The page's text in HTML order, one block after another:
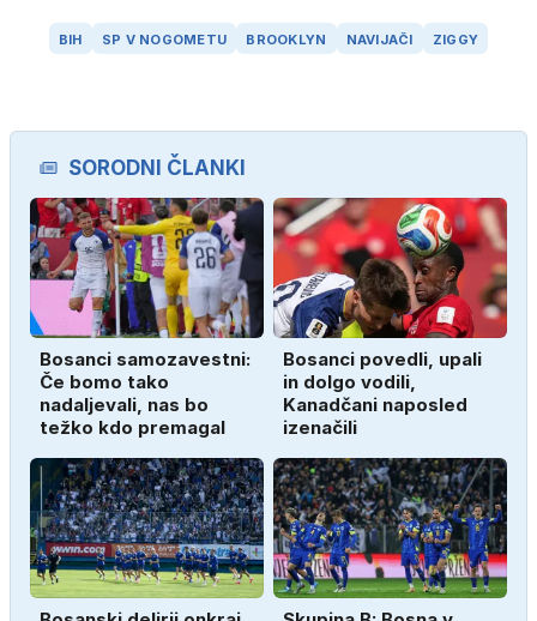
BIH SP V NOGOMETU BROOKLYN NAVIJAČI ZIGGY
SORODNI ČLANKI
Bosanci samozavestni:
Če bomo tako
nadaljevali, nas bo
težko kdo premagal
Bosanci povedli, upali
in dolgo vodili,
Kanadčani naposled
izenačili